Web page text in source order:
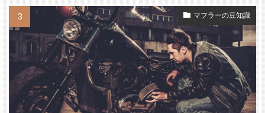
マフラーの豆知識